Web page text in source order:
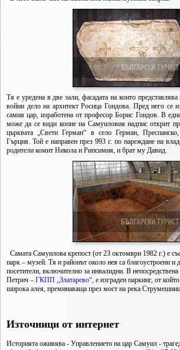
Тя е уредена в две зали, фасадата на които
войни дело на архитект Росица Гондова. Пред него се
самия цар, изработена от професор Борис Гондов. В
може да се види копие на Самуиловия надпис открит
църквата „Свети Герман“ в село Герман,
Гърция. Той е направен през 993 г. по нареждане на
родители комит Никола и Рипсимия, и брат му Давид.
Самата Самуилова крепост (от 23 октомври 1982 г.) е
парк – музей. Тя и районът около нея са благоустроени и
посетители, включително за инвалидни. В непосредствена
Петрич – ГКПП „Златарево“, е изграден паркинг, от
широка алея, преминаваща през мост на река
Източници от интернет
Историята оживява - Управлението на цар Самуил -